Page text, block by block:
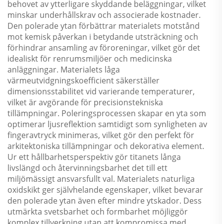
behovet av ytterligare skyddande beläggningar, vilket
minskar underhållskrav och associerade kostnader.
Den polerade ytan förbättrar materialets motstånd
mot kemisk påverkan i betydande utsträckning och
förhindrar ansamling av föroreningar, vilket gör det
idealiskt för renrumsmiljöer och medicinska
anläggningar. Materialets låga
värmeutvidgningskoefficient säkerställer
dimensionsstabilitet vid varierande temperaturer,
vilket är avgörande för precisionstekniska
tillämpningar. Poleringsprocessen skapar en yta som
optimerar ljusreflektion samtidigt som synligheten av
fingeravtryck minimeras, vilket gör den perfekt för
arkitektoniska tillämpningar och dekorativa element.
Ur ett hållbarhetsperspektiv gör titanets långa
livslängd och återvinningsbarhet det till ett
miljömässigt ansvarsfullt val. Materialets naturliga
oxidskikt ger självhelande egenskaper, vilket bevarar
den polerade ytan även efter mindre ytskador. Dess
utmärkta svetsbarhet och formbarhet möjliggör